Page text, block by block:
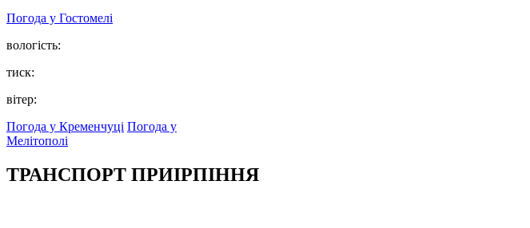
Погода у Гостомелі
вологість:
тиск:
вітер:
Погода у Кременчуці Погода у
Мелітополі
ТРАНСПОРТ ПРИІРПІННЯ